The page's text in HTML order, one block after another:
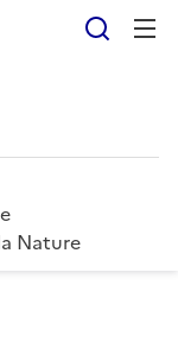
Nature